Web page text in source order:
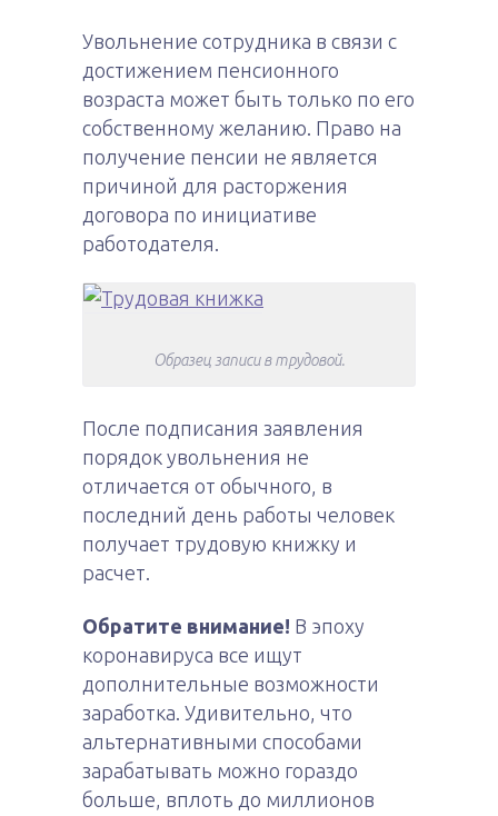
Увольнение сотрудника в связи с
достижением пенсионного
возраста может быть только по его
собственному желанию. Право на
получение пенсии не является
причиной для расторжения
договора по инициативе
работодателя.
Образец записи в трудовой.
После подписания заявления
порядок увольнения не
отличается от обычного, в
последний день работы человек
получает трудовую книжку и
расчет.
Обратите внимание! В эпоху
коронавируса все ищут
дополнительные возможности
заработка. Удивительно, что
альтернативными способами
зарабатывать можно гораздо
больше, вплоть до миллионов